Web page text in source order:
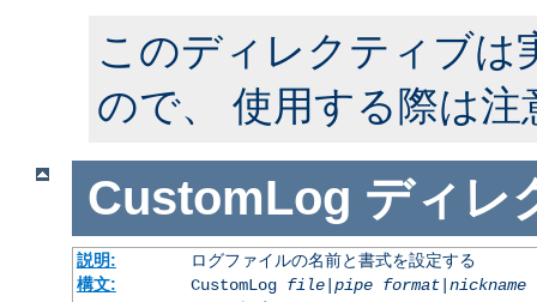
このディレクティブは
ので、 使用する際は
CustomLog ディレ
説明:
ログファイルの名前と書式を設定する
構文:
CustomLog file|pipe format|nickname